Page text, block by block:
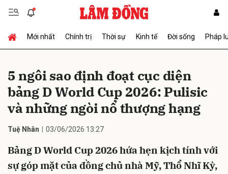
Mới nhất Chính trị Thời sự Kinh tế Đời sống Pháp
5 ngôi sao định đoạt cục diện
bảng D World Cup 2026: Pulisic
và những ngòi nổ thượng hạng
Tuệ Nhân 03/06/2026 13:27
Bảng D World Cup 2026 hứa hẹn kịch tính với
sự góp mặt của đồng chủ nhà Mỹ, Thổ Nhĩ Kỳ,
Gửi bình luận
Hủy Gửi